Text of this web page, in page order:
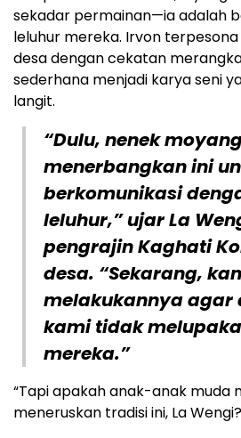
sekadar permainan—ia adalah
leluhur mereka. Irvon
desa dengan cekatan
sederhana menjadi karya seni
langit.
“Dulu, nenek
menerbangkan ini
berkomunikasi
leluhur,” ujar La
pengrajin Kaghati
desa. “Sekarang,
melakukannya
kami tidak
mereka.”
“Tapi apakah anak-anak muda
meneruskan tradisi ini, La